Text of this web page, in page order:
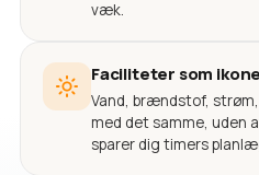
væk.
Faciliteter som
Vand, brændstof,
med det samme, uden
sparer dig timers